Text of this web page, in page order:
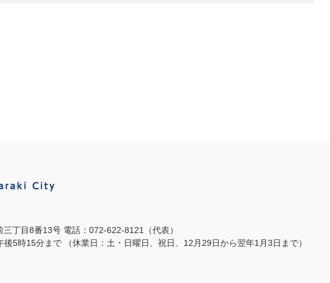
三丁目8番13号 電話：072-622-8121（代表）
後5時15分まで
（休業日：土・日曜日、祝日、12月29日から翌年1月3日まで）